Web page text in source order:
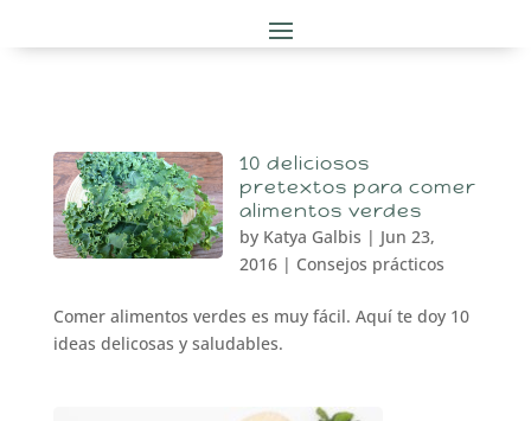
10 deliciosos
pretextos para comer
alimentos verdes
by Katya Galbis | Jun 23,
2016 | Consejos prácticos
Comer alimentos verdes es muy fácil. Aquí te doy 10
ideas delicosas y saludables.